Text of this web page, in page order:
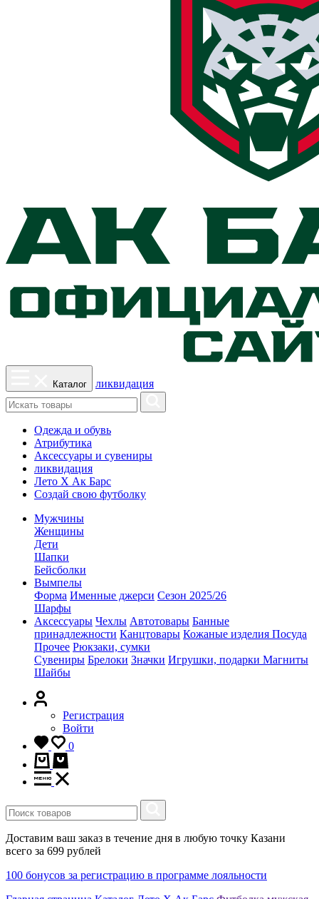
Каталог ликвидация
Одежда и обувь
Атрибутика
Аксессуары и сувениры
ликвидация
Лето Х Ак Барс
Создай свою футболку
Мужчины
Женщины
Дети
Шапки
Бейсболки
Вымпелы
Форма Именные джерси Сезон 2025/26
Шарфы
Аксессуары Чехлы Автотовары Банные
принадлежности Канцтовары Кожаные изделия Посуда
Прочее Рюкзаки, сумки
Сувениры Брелоки Значки Игрушки, подарки Магниты
Шайбы
Регистрация
Войти
0
Доставим ваш заказ в течение дня в любую точку Казани
всего за 699 рублей
100 бонусов за регистрацию в программе лояльности